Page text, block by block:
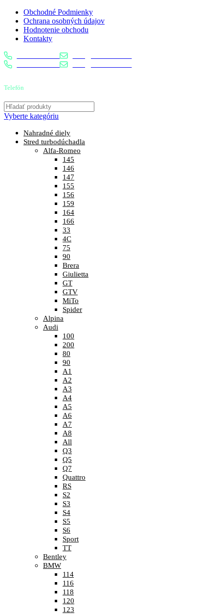
Obchodné Podmienky
Ochrana osobných údajov
Hodnotenie obchodu
Kontakty
0904 400 399
0904 400 399
Telefón
Vyberte kategóriu
Nahradné diely
Stred turbodúchadla
Alfa-Romeo
145
146
147
155
156
159
164
166
33
4C
75
90
Brera
Giulietta
GT
GTV
MiTo
Spider
Alpina
Audi
100
200
80
90
A1
A2
A3
A4
A5
A6
A7
A8
All
Q3
Q5
Q7
Quattro
RS
S2
S3
S4
S5
S6
Sport
TT
Bentley
BMW
114
116
118
120
123